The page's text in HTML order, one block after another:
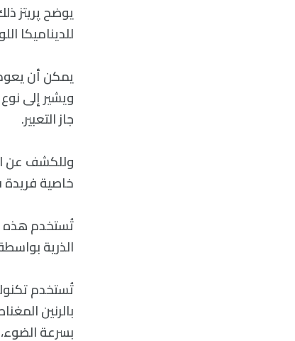
يوضح پريتز
للديناميكا
ويشير إلى
جاز التعبير.
خاصية
تُستخدم هذه
الذرية
تُستخدم
بالرنين
بسرعة